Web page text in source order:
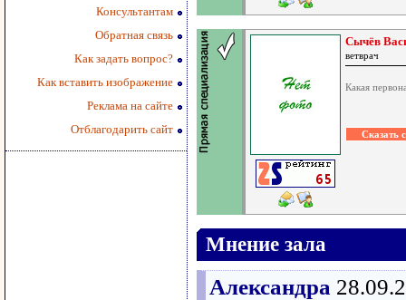
Консультантам
Обратная связь
Как задать вопрос?
Как вставить изображение
Реклама на сайте
Отблагодарить сайт
Сычёв
ветврач
Какая
Мнение зала
Александра